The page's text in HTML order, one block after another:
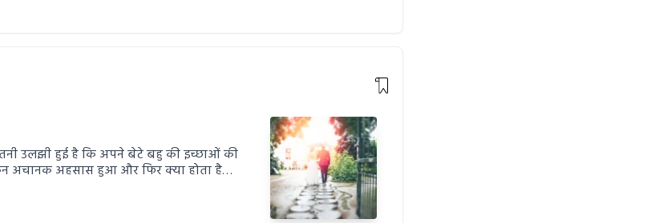
उलझी हुई है कि अपने बेटे बहु की इच्छाओं की
अचानक अहसास हुआ और फिर क्या होता है